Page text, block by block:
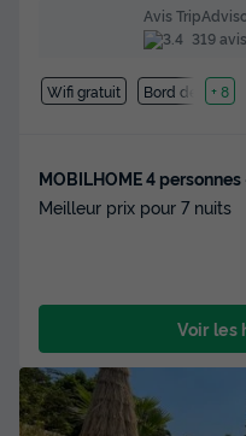
Avis
319 avis
Wifi gratuit Bord de mer
+ 8
MOBILHOME 4
Meilleur prix pour 7 nuits
Voir les